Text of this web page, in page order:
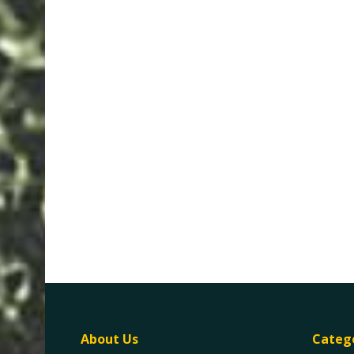
About Us